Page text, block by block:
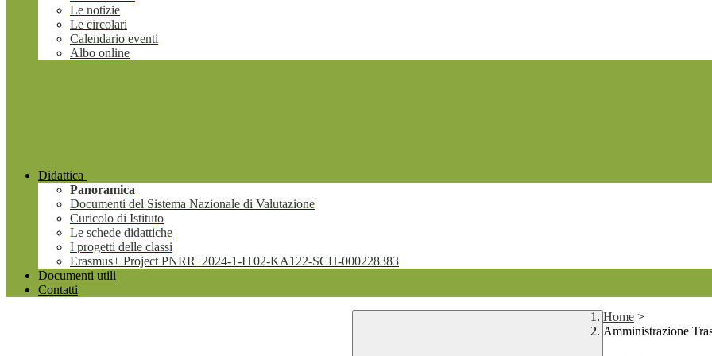
Le notizie
Le circolari
Calendario eventi
Albo online
Didattica
Panoramica
Documenti del Sistema Nazionale di Valutazione
Curicolo di Istituto
Le schede didattiche
I progetti delle classi
Erasmus+ Project PNRR_2024-1-IT02-KA122-SCH-000228383
Documenti utili
Contatti
Home >
Amministrazione